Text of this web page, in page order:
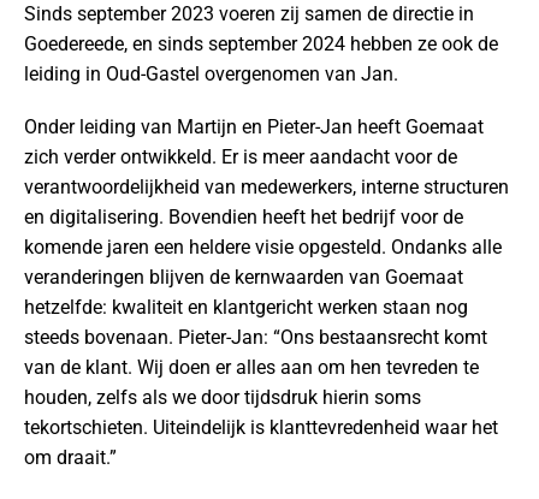
Sinds september 2023 voeren zij samen de directie in
Goedereede, en sinds september 2024 hebben ze ook de
leiding in Oud-Gastel overgenomen van Jan.
Onder leiding van Martijn en Pieter-Jan heeft Goemaat
zich verder ontwikkeld. Er is meer aandacht voor de
verantwoordelijkheid van medewerkers, interne structuren
en digitalisering. Bovendien heeft het bedrijf voor de
komende jaren een heldere visie opgesteld. Ondanks alle
veranderingen blijven de kernwaarden van Goemaat
hetzelfde: kwaliteit en klantgericht werken staan nog
steeds bovenaan. Pieter-Jan: “Ons bestaansrecht komt
van de klant. Wij doen er alles aan om hen tevreden te
houden, zelfs als we door tijdsdruk hierin soms
tekortschieten. Uiteindelijk is klanttevredenheid waar het
om draait.”